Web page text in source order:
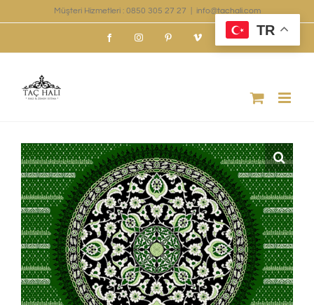
content
Müşteri Hizmetleri : 0850 305 27 27 info@tachali.com
FacebookInstagram PinterestVimeo TR